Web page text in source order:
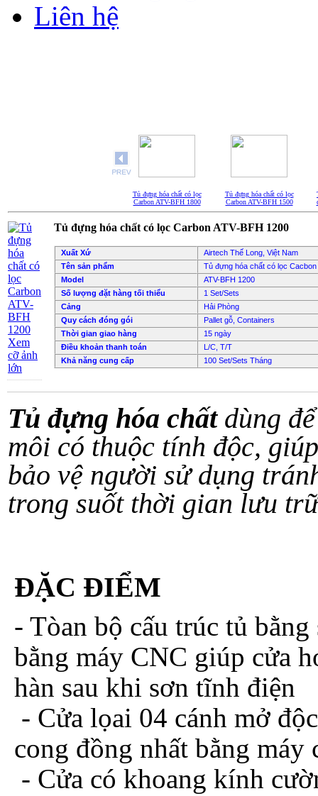
Liên hệ
Tủ đựng hóa chất có lọc
Carbon ATV-BFH 1800
Tủ đựng hóa chất có lọc
Carbon ATV-BFH 1500
Xem
cỡ ảnh
lớn
Tủ đựng hóa chất có lọc Carbon ATV-BFH 1200
Xuất Xứ
Airtech Thế Long, Việt Nam
Tên sản phẩm
Tủ đựng hóa chất có lọc Cacbon
Model
ATV-BFH 1200
Số lượng đặt hàng tối thiểu
1 Set/Sets
Cảng
Hải Phòng
Quy cách đóng gói
Pallet gỗ, Containers
Thời gian giao hàng
15 ngày
Điều khoản thanh toán
L/C, T/T
Khả năng cung cấp
100 Set/Sets Tháng
Tủ đựng hóa chấtdùng
môi có thuộc tính độc,
bảo vệ người sử dụng
trong suốt thời gian lưu
ĐẶC ĐIỂM
- Tòan bộ cấu trúc tủ
bằng máy CNC giúp cửa
hàn sau khi sơn tĩnh điện
- Cửa lọai 04 cánh mở
cong đồng nhất bằng máy
- Cửa có khoang kính